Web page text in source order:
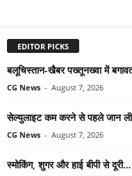
EDITOR PICKS
बलूचिस्तान-खैबर पख्तूनख्वा में
CG News - August 7, 2026
सेल्युलाइट कम करने से पहले जान
CG News - August 7, 2026
स्मोकिंग, शुगर और हाई बीपी से